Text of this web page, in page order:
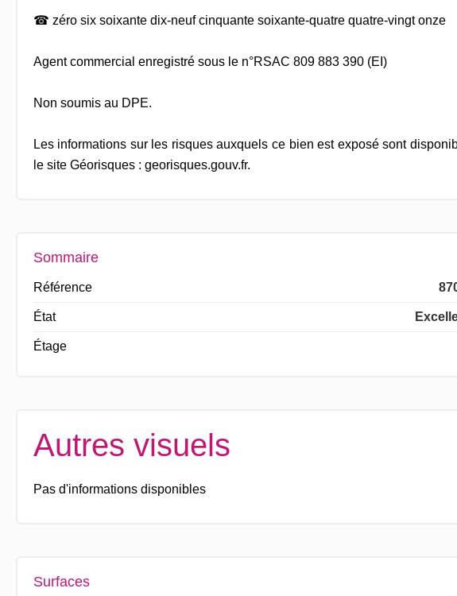
☎ zéro six soixante dix-neuf cinquante soixante-quatre quatre-vingt onze
Agent commercial enregistré sous le n°RSAC 809 883 390 (EI)
Non soumis au DPE.
Les informations sur les risques auxquels ce bien est exposé sont
le site Géorisques : georisques.gouv.fr.
Sommaire
Référence
État
Étage
Autres visuels
Pas d'informations disponibles
Surfaces